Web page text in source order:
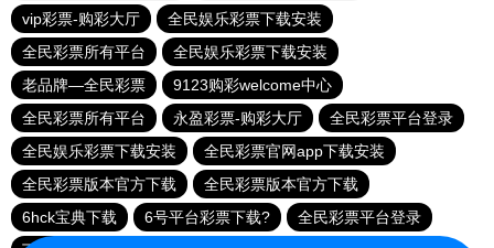
vip彩票-购彩大厅
全民娱乐彩票下载安装
全民彩票所有平台
全民娱乐彩票下载安装
老品牌—全民彩票
9123购彩welcome中心
全民彩票所有平台
永盈彩票-购彩大厅
全民彩票平台登录
全民娱乐彩票下载安装
全民彩票官网app下载安装
全民彩票版本官方下载
全民彩票版本官方下载
6hck宝典下载
6号平台彩票下载?
全民彩票平台登录